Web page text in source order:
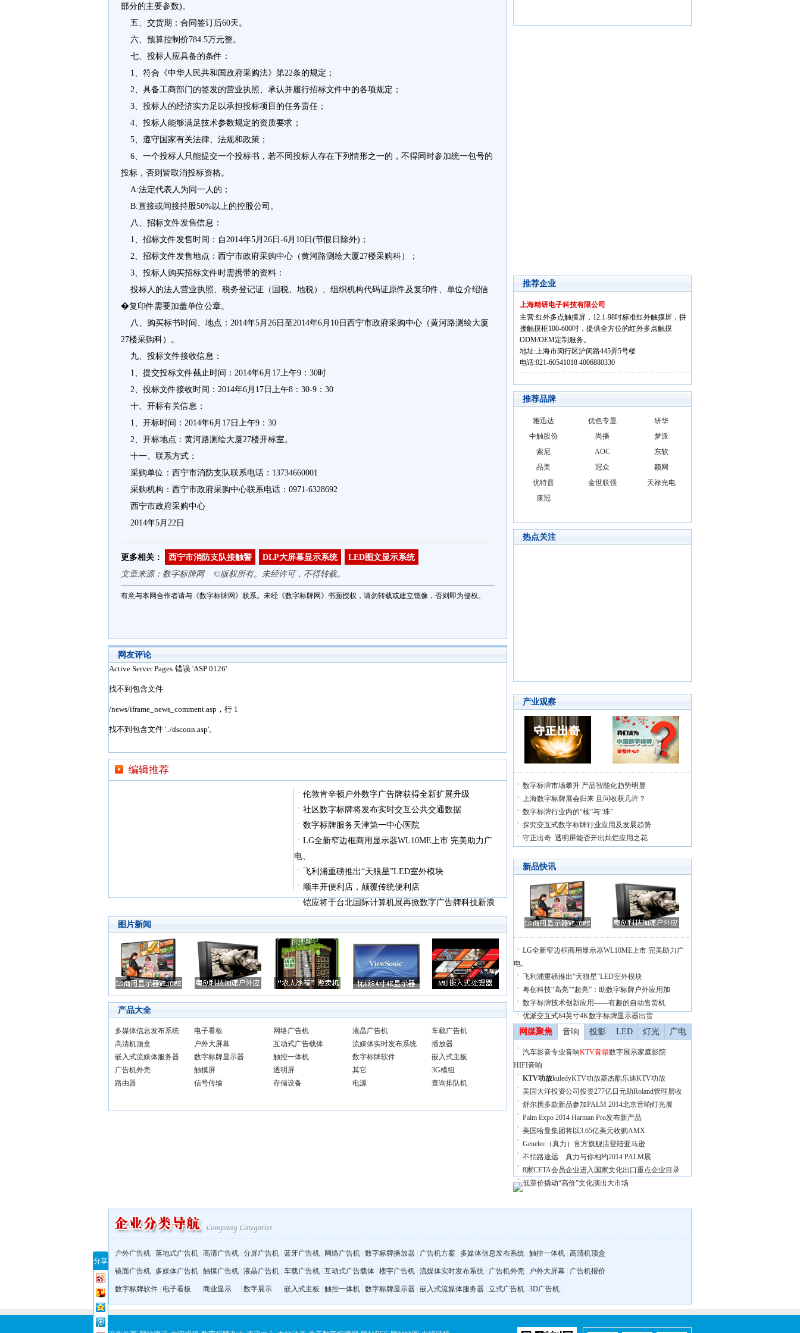
部分的主要参数)。
五、交货期：合同签订后60天。
六、预算控制价784.5万元整。
七、投标人应具备的条件：
1、符合《中华人民共和国政府采购法》第22条的规定；
2、具备工商部门的签发的营业执照、承认并履行招标文件中的各项规定；
3、投标人的经济实力足以承担投标项目的任务责任；
4、投标人能够满足技术参数规定的资质要求；
5、遵守国家有关法律、法规和政策；
6、一个投标人只能提交一个投标书，若不同投标人存在下列情形之一的，不得同时参加统一包号的
投标，否则皆取消投标资格。
A:法定代表人为同一人的；
B:直接或间接持股50%以上的控股公司。
八、招标文件发售信息：
1、招标文件发售时间：自2014年5月26日-6月10日(节假日除外)；
2、招标文件发售地点：西宁市政府采购中心（黄河路测绘大厦27楼采购科）；
3、投标人购买招标文件时需携带的资料：
投标人的法人营业执照、税务登记证（国税、地税）、组织机构代码证原件及复印件、单位介绍信
�复印件需要加盖单位公章。
八、购买标书时间、地点：2014年5月26日至2014年6月10日西宁市政府采购中心（黄河路测绘大厦
27楼采购科）。
九、投标文件接收信息：
1、提交投标文件截止时间：2014年6月17上午9：30时
2、投标文件接收时间：2014年6月17日上午8：30-9：30
十、开标有关信息：
1、开标时间：2014年6月17日上午9：30
2、开标地点：黄河路测绘大厦27楼开标室。
十一、联系方式：
采购单位：西宁市消防支队联系电话：13734660001
采购机构：西宁市政府采购中心联系电话：0971-6328692
西宁市政府采购中心
2014年5月22日
更多相关： 西宁市消防支队接触警 DLP大屏幕显示系统
LED图文显示系统
文章来源：数字标牌网 ©版权所有。未经许可，不得转载。
有意与本网合作者请与《数字标牌网》联系。未经《数字标牌网》书面授权，请勿转载或建立镜像，否则即为侵权。
网友评论
编辑推荐
伦敦肯辛顿户外数字广告牌获得全新扩展升级
社区数字标牌将发布实时交互公共交通数据
数字标牌服务天津第一中心医院
LG全新窄边框商用显示器WL10ME上市 完美助力广
电、
飞利浦重磅推出“天狼星”LED室外模块
顺丰开便利店，颠覆传统便利店
铠应将于台北国际计算机展再掀数字广告牌科技新浪
图片新闻
产品大全
多媒体信息发布系统 电子看板 网络广告机 液晶广告机
车载广告机
高清机顶盒
户外大屏幕 互动式广告载体 流媒体实时发布系统
播放器
嵌入式流媒体服务器
数字标牌显示器 触控一体机 数字标牌软件
嵌入式主板
广告机外壳
触摸屏 透明屏 其它
3G模组
路由器
信号传输 存储设备 电源 查询排队机
推荐企业
上海精研电子科技有限公司
主营:红外多点触摸屏，12.1-98吋标准红外触摸屏，拼
接触摸框100-600吋，提供全方位的红外多点触摸
ODM/OEM定制服务。
地址:上海市闵行区沪闵路445弄5号楼
电话:021-60541018 4006880330
推荐品牌
雅迅达 优色专显
研华
中触股份
尚播
梦派
索尼
AOC
东软
品美
冠众
颖网
优特普
金世联强
天禄光电
康冠
热点关注
产业观察
数字标牌市场攀升 产品智能化趋势明显
上海数字标牌展会归来 且问收获几许？
数字标牌行业内的“椟”与“珠”
探究交互式数字标牌行业应用及发展趋势
守正出奇 透明屏能否开出灿烂应用之花
新品快讯
LG全新窄边框商用显示器WL10ME上市 完美助力广
电、
飞利浦重磅推出“天狼星”LED室外模块
粤创科技“高亮”“超亮”：助数字标牌户外应用加
数字标牌技术创新应用——有趣的自动售货机
优派交互式84英寸4K数字标牌显示器出货
网媒聚焦 音响 投影 LED 灯光 广电
汽车影音专业音响KTV音箱数字展示家庭影院
HIFI音响
KTV功放kuledyKTV功放菱杰酷乐迪KTV功放
美国大洋投资公司投资277亿日元助Roland管理层收
舒尔携多款新品参加PALM 2014北京音响灯光展
Palm Expo 2014 Harman Pro发布新产品
美国哈曼集团将以3.65亿美元收购AMX
Genelec（真力）官方旗舰店登陆亚马逊
不怕路途远 真力与你相约2014 PALM展
8家CETA会员企业进入国家文化出口重点企业目录
低票价撬动“高价”文化演出大市场
户外广告机 落地式广告机 高清广告机 分屏广告机 蓝牙广告机 网络广告机 数字标牌播放器 广告机方案 多媒体信息发布系统 触控一体机 高清机顶盒
镜面广告机 多媒体广告机 触摸广告机 液晶广告机 车载广告机 互动式广告载体 楼宇广告机 流媒体实时发布系统 广告机外壳 户外大屏幕 广告机报价
数字标牌软件 电子看板 商业显示 数字展示 嵌入式主板 触控一体机 数字标牌显示器 嵌入式流媒体服务器 立式广告机 3D广告机
分享